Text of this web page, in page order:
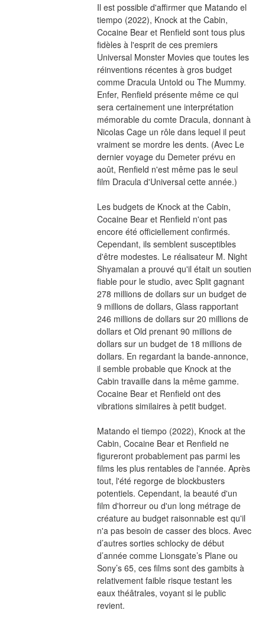
Il est possible d'affirmer que Matando el
tiempo (2022), Knock at the Cabin,
Cocaine Bear et Renfield sont tous plus
fidèles à l'esprit de ces premiers
Universal Monster Movies que toutes les
réinventions récentes à gros budget
comme Dracula Untold ou The Mummy.
Enfer, Renfield présente même ce qui
sera certainement une interprétation
mémorable du comte Dracula, donnant à
Nicolas Cage un rôle dans lequel il peut
vraiment se mordre les dents. (Avec Le
dernier voyage du Demeter prévu en
août, Renfield n'est même pas le seul
film Dracula d'Universal cette année.)
Les budgets de Knock at the Cabin,
Cocaine Bear et Renfield n'ont pas
encore été officiellement confirmés.
Cependant, ils semblent susceptibles
d'être modestes. Le réalisateur M. Night
Shyamalan a prouvé qu'il était un soutien
fiable pour le studio, avec Split gagnant
278 millions de dollars sur un budget de
9 millions de dollars, Glass rapportant
246 millions de dollars sur 20 millions de
dollars et Old prenant 90 millions de
dollars sur un budget de 18 millions de
dollars. En regardant la bande-annonce,
il semble probable que Knock at the
Cabin travaille dans la même gamme.
Cocaine Bear et Renfield ont des
vibrations similaires à petit budget.
Matando el tiempo (2022), Knock at the
Cabin, Cocaine Bear et Renfield ne
figureront probablement pas parmi les
films les plus rentables de l'année. Après
tout, l'été regorge de blockbusters
potentiels. Cependant, la beauté d'un
film d'horreur ou d'un long métrage de
créature au budget raisonnable est qu'il
n'a pas besoin de casser des blocs. Avec
d’autres sorties schlocky de début
d’année comme Lionsgate’s Plane ou
Sony’s 65, ces films sont des gambits à
relativement faible risque testant les
eaux théâtrales, voyant si le public
revient.